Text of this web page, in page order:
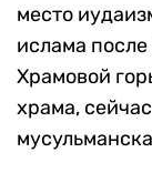
место
ислама
Храмовой
храма,